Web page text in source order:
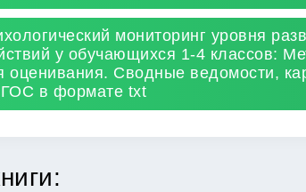
мониторинг уровня
у обучающихся 1-4 классов:
оценивания. Сводные ведомости,
в формате txt